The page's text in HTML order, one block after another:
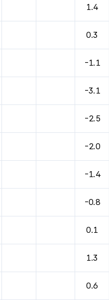
1.4
0.3
-1.1
-3.1
-2.5
-2.0
-1.4
-0.8
0.1
1.3
0.6